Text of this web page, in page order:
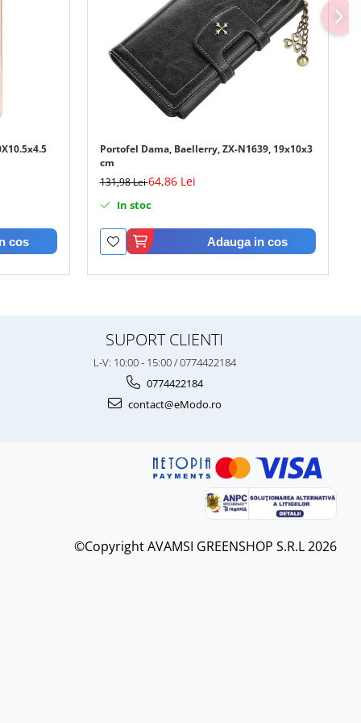
cos
Portofel Dama, Baellerry, ZX-N1639, 19x10x3
cm
131,98 Lei64,86 Lei
In stoc
Adauga in cos
SUPORT CLIENTI
L-V: 10:00 - 15:00 / 0774422184
0774422184
contact@eModo.ro
©Copyright AVAMSI GREENSHOP S.R.L 2026